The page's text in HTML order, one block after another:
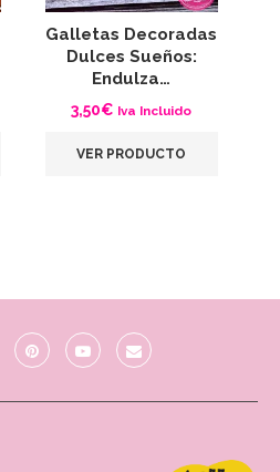
Galletas Decoradas
Dulces Sueños:
Endulza…
3,50€ Iva Incluido
VER PRODUCTO